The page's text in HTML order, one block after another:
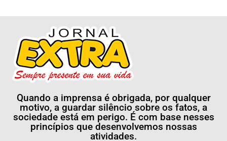
Quando a imprensa é obrigada, por qualquer
motivo, a guardar silêncio sobre os fatos, a
sociedade está em perigo. É com base nesses
princípios que desenvolvemos nossas
atividades.